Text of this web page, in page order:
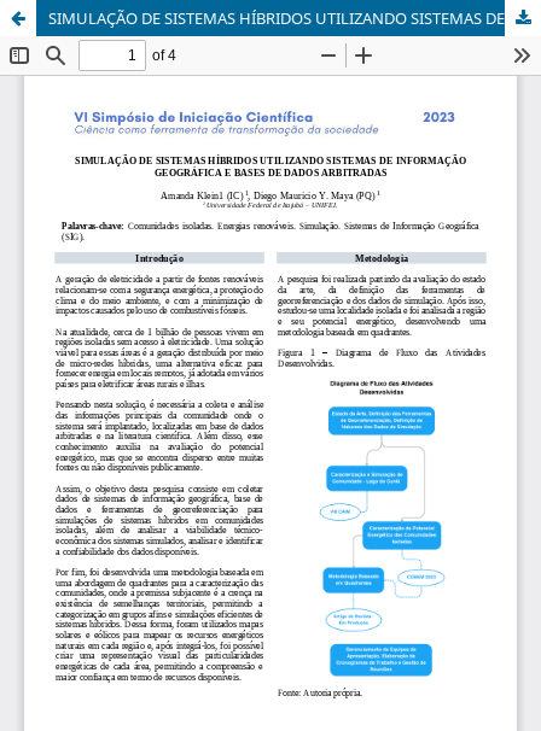
SIMULAÇÃO DE SISTEMAS HÍBRIDOS UTILIZANDO SISTEMAS DE INFORMAÇÃO GEOGRÁFICA E BASES DE DADOS ARBITRADAS